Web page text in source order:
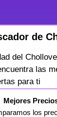
de
del
las
para ti
Mejores
los